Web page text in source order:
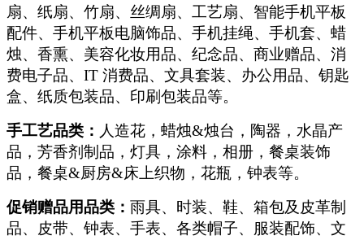
扇、纸扇、竹扇、丝绸扇、工艺扇、智能手机平板
配件、手机平板电脑饰品、手机挂绳、手机套、蜡
烛、香熏、美容化妆用品、纪念品、商业赠品、消
费电子品、IT 消费品、文具套装、办公用品、钥匙
盒、纸质包装品、印刷包装品等。
手工艺品类： 人造花，蜡烛&烛台，陶器，水晶产
品，芳香剂制品，灯具，涂料，相册，餐桌装饰
品，餐桌&厨房&床上织物，花瓶，钟表等。
促销赠品用品类： 雨具、时装、鞋、箱包及皮革制
品、皮带、钟表、手表、各类帽子、服装配饰、文